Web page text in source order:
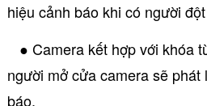
hiệu cảnh báo khi có người
● Camera kết hợp với khóa
người mở cửa camera sẽ phát
báo.